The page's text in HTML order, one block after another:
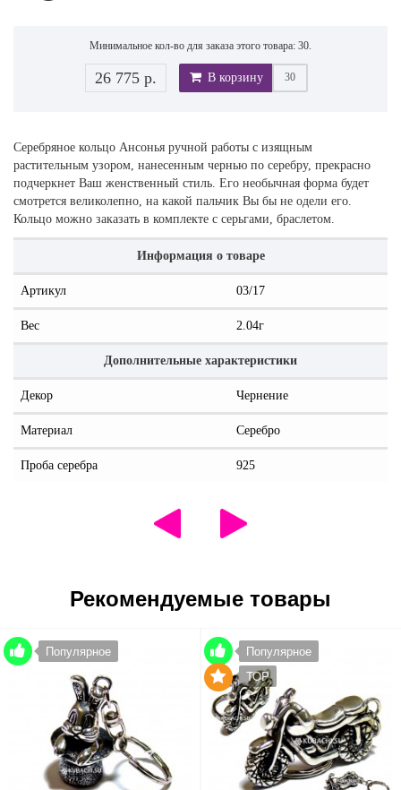
Минимальное кол-во для заказа этого товара: 30.
26 775 р. В корзину
Серебряное кольцо Ансонья ручной работы с изящным
растительным узором, нанесенным чернью по серебру, прекрасно
подчеркнет Ваш женственный стиль. Его необычная форма будет
смотрется великолепно, на какой пальчик Вы бы не одели его.
Кольцо можно заказать в комплекте с серьгами, браслетом.
Информация о товаре
Артикул 03/17
Вес 2.04г
Дополнительные характеристики
Декор Чернение
Материал Серебро
Проба серебра 925
Рекомендуемые товары
Популярное
Популярное
TOP